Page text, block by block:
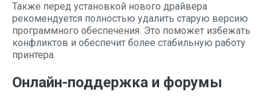
Также перед установкой нового драйвера
рекомендуется полностью удалить старую версию
программного обеспечения. Это поможет избежать
конфликтов и обеспечит более стабильную работу
принтера.
Онлайн-поддержка и форумы